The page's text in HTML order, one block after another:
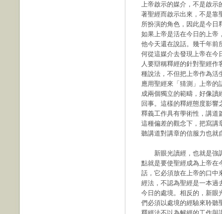
上帝啟示的媒介，不是啟示
著聖經而啟示出來，不是靠
所扮演的角色，因此是今日
如果上帝是活在今日的上帝
他今天還在說話。幾千年前
何從這媒介去發現上帝在今
人要辯稱釋經的針對聖經
種說法，不但把上帝作為活
應用聖經來「猜測」上帝的
成兩個獨立的範疇，好像讀
回事。這樣的釋經態度影
釋義工作具有學術性，講道
這種偏差的觀念下，把寫講
聽講道對講章的信服力也就
新眼光讀經，也就是強調
點就是要使聖經成為上帝在
話，它必須放在上帝的口中
經法，不認為聖經是一本過
今日的處境。相反的，新眼
們必須以處境的經驗來聆聽